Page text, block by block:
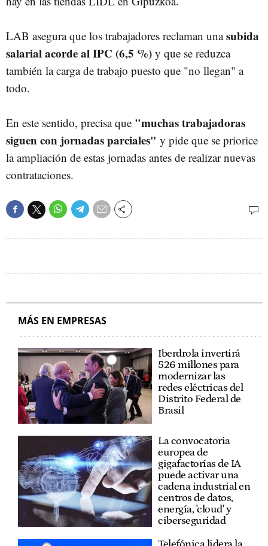
LAB asegura que los trabajadores reclaman unasubida
salarial acorde al IPC (6,5 %) y que se reduzca
también la carga de trabajo puesto que "no llegan" a
todo.
En este sentido, precisa que "muchas trabajadoras
siguen con jornadas parciales" y pide que se priorice
la ampliación de estas jornadas antes de realizar nuevas
contrataciones.
MÁS EN EMPRESAS
Iberdrola invertirá
526 millones para
modernizar las
redes eléctricas del
Distrito Federal de
Brasil
La convocatoria
europea de
gigafactorías de IA
puede activar una
cadena industrial en
centros de datos,
energía, 'cloud' y
ciberseguridad